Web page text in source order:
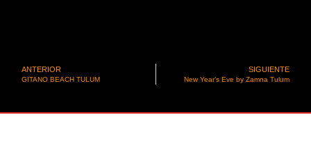
ANTERIOR
GITANO BEACH TULUM
SIGUIENTE
New Year’s Eve by Zamna Tulum